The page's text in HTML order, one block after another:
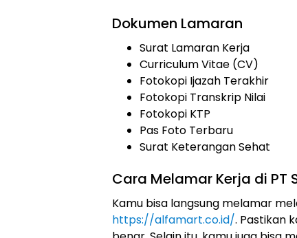
Dokumen Lamaran
Surat Lamaran Kerja
Curriculum Vitae (CV)
Fotokopi Ijazah Terakhir
Fotokopi Transkrip Nilai
Fotokopi KTP
Pas Foto Terbaru
Surat Keterangan Sehat
Cara Melamar Kerja di PT
Kamu bisa langsung melamar
https://alfamart.co.id/. Pastikan